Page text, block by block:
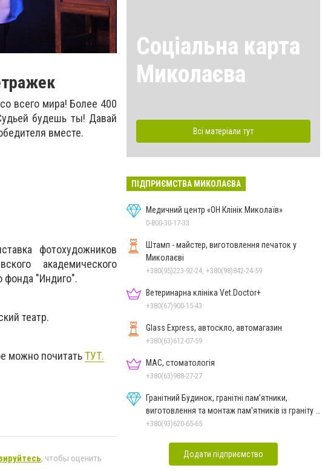
всего мира! Более 400
будешь ты! Давай
вместе.
фотохудожников
академического
фонда "Индиго".
театр.
можно почитатьТУТ.
, чтобы оценить
Соціальна карта
Миколаєва
Всі матеріали тут
ПІДПРИЄМСТВА МИКОЛАЄВА
Медичний центр «ОН Клінік Миколаїв»
0-800-30-17-33
Штамп - майстер, виготовлення печаток у
Миколаєві
+380(95)223-92-24, +380(98)842-24-59
Ветеринарна клініка Vet.Doctor+
+380(67)900-15-43
Glass Express, автоскло, автомагазин
+380(63)612-07-59
МАС, стоматологія
+380(63)988-27-27
Гранітний Будинок, гранітні пам'ятники,
виготовлення та монтаж пам'ятників із граніту в
Миколаєві
+380(93)620-65-65
Додати підприємство